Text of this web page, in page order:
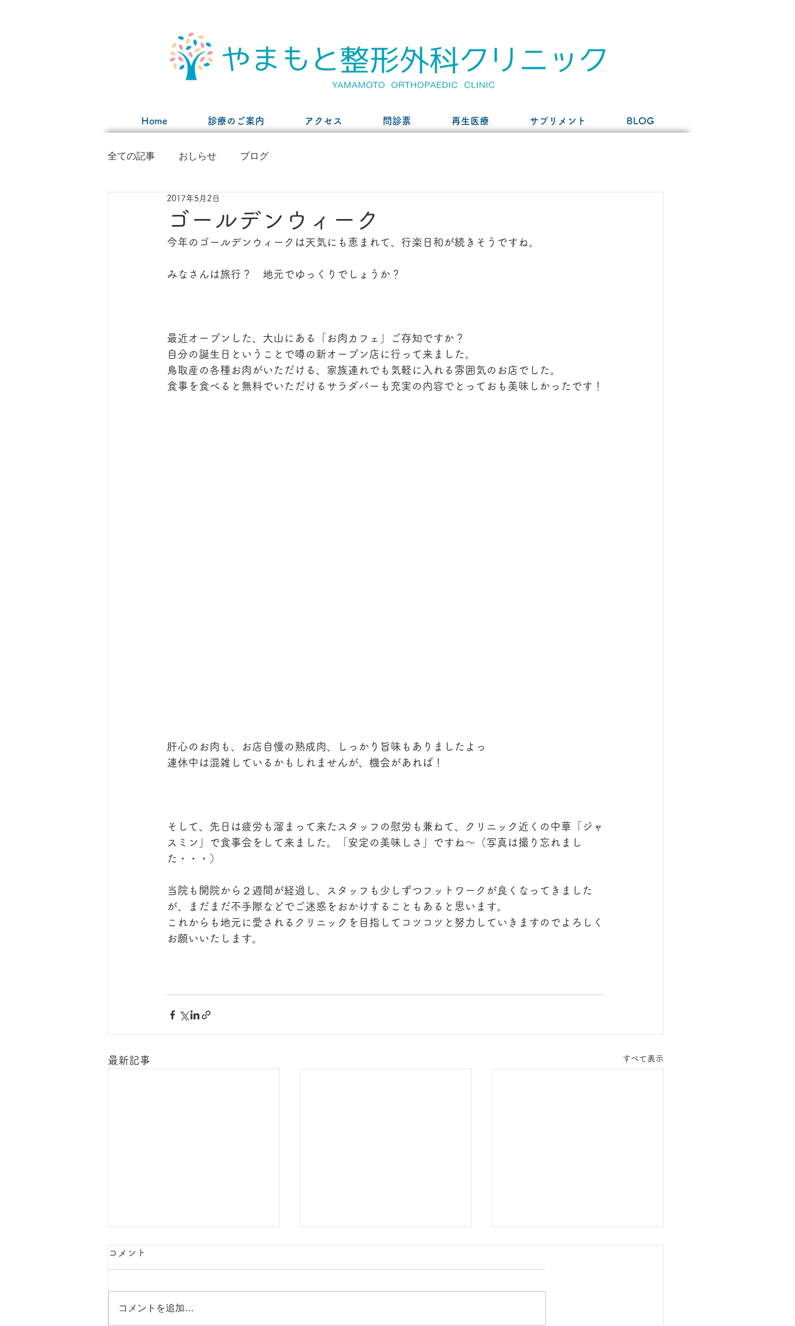
全ての記事 おしらせ ブログ
ゴールデンウィーク
2017年5月2日
今年のゴールデンウィークは天気にも恵まれて、行楽日和が続きそうですね。
みなさんは旅行？　地元でゆっくりでしょうか？
最近オープンした、大山にある「お肉カフェ」ご存知ですか？
自分の誕生日ということで噂の新オープン店に行って来ました。
鳥取産の各種お肉がいただける、家族連れでも気軽に入れる雰囲気のお店でした。
食事を食べると無料でいただけるサラダバーも充実の内容でとっておも美味しかったです！
肝心のお肉も、お店自慢の熟成肉、しっかり旨味もありましたよっ
連休中は混雑しているかもしれませんが、機会があれば！
そして、先日は疲労も溜まって来たスタッフの慰労も兼ねて、クリニック近くの中華「ジャ
スミン」で食事会をして来ました。「安定の美味しさ」ですね〜（写真は撮り忘れまし
た・・・）
当院も開院から２週間が経過し、スタッフも少しずつフットワークが良くなってきました
が、まだまだ不手際などでご迷惑をおかけすることもあると思います。
これからも地元に愛されるクリニックを目指してコツコツと努力していきますのでよろしく
お願いいたします。
最新記事 すべて表示
コメント
コメントを追加…
Home 診療のご案内 アクセス 問診票 再生医療 サプリメント BLOG